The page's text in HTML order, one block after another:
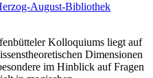
August-Bibliothek
Kolloquiums liegt auf
Dimensionen
im Hinblick auf Fragen